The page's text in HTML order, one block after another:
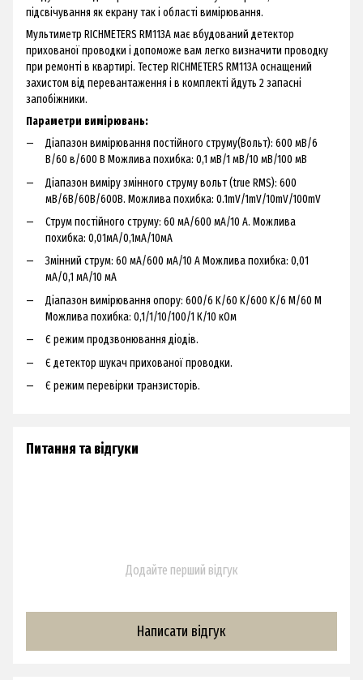
підсвічування як екрану так і області вимірювання.
Мультиметр RICHMETERS RM113A має вбудований детектор
прихованої проводки і допоможе вам легко визначити проводку
при ремонті в квартирі. Тестер RICHMETERS RM113A оснащений
захистом від перевантаження і в комплекті йдуть 2 запасні
запобіжники.
Параметри вимірювань:
Діапазон вимірювання постійного струму(Вольт): 600 мВ/6
В/60 в/600 В Можлива похибка: 0,1 мВ/1 мВ/10 мВ/100 мВ
Діапазон виміру змінного струму вольт (true RMS): 600
мВ/6В/60В/600В. Можлива похибка: 0.1mV/1mV/10mV/100mV
Струм постійного струму: 60 мА/600 мА/10 А. Можлива
похибка: 0,01мА/0,1мА/10мА
Змінний струм: 60 мА/600 мА/10 А Можлива похибка: 0,01
мА/0,1 мА/10 мА
Діапазон вимірювання опору: 600/6 K/60 K/600 K/6 M/60 M
Можлива похибка: 0,1/1/10/100/1 К/10 кОм
Є режим продзвонювання діодів.
Є детектор шукач прихованої проводки.
Є режим перевірки транзисторів.
Питання та відгуки
Додайте перший відгук
Написати відгук